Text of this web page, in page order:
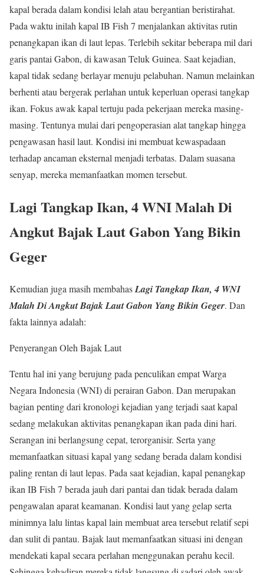
kapal berada dalam kondisi lelah atau bergantian beristirahat.
Pada waktu inilah kapal IB Fish 7 menjalankan aktivitas rutin
penangkapan ikan di laut lepas. Terlebih sekitar beberapa mil dari
garis pantai Gabon, di kawasan Teluk Guinea. Saat kejadian,
kapal tidak sedang berlayar menuju pelabuhan. Namun melainkan
berhenti atau bergerak perlahan untuk keperluan operasi tangkap
ikan. Fokus awak kapal tertuju pada pekerjaan mereka masing-
masing. Tentunya mulai dari pengoperasian alat tangkap hingga
pengawasan hasil laut. Kondisi ini membuat kewaspadaan
terhadap ancaman eksternal menjadi terbatas. Dalam suasana
senyap, mereka memanfaatkan momen tersebut.
Lagi Tangkap Ikan, 4 WNI Malah Di
Angkut Bajak Laut Gabon Yang Bikin
Geger
Kemudian juga masih membahasLagi Tangkap Ikan, 4 WNI
Malah Di Angkut Bajak Laut Gabon Yang Bikin Geger. Dan
fakta lainnya adalah:
Penyerangan Oleh Bajak Laut
Tentu hal ini yang berujung pada penculikan empat Warga
Negara Indonesia (WNI) di perairan Gabon. Dan merupakan
bagian penting dari kronologi kejadian yang terjadi saat kapal
sedang melakukan aktivitas penangkapan ikan pada dini hari.
Serangan ini berlangsung cepat, terorganisir. Serta yang
memanfaatkan situasi kapal yang sedang berada dalam kondisi
paling rentan di laut lepas. Pada saat kejadian, kapal penangkap
ikan IB Fish 7 berada jauh dari pantai dan tidak berada dalam
pengawalan aparat keamanan. Kondisi laut yang gelap serta
minimnya lalu lintas kapal lain membuat area tersebut relatif sepi
dan sulit di pantau. Bajak laut memanfaatkan situasi ini dengan
mendekati kapal secara perlahan menggunakan perahu kecil.